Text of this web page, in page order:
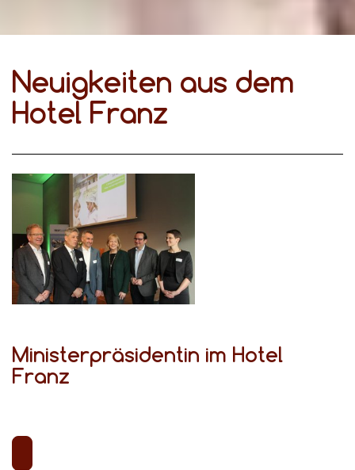
Neuigkeiten aus dem
Hotel Franz
Ministerpräsidentin im Hotel
Franz